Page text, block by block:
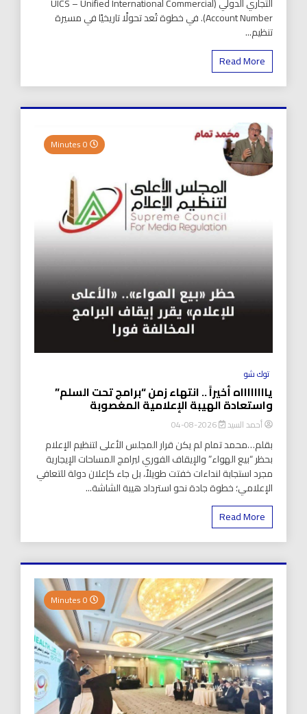
Account Number). في خطوة تُعد تحولًا تاريخيًا في مسيرة
تنظيم...
Read More
توك شو
يااااااااه أخيراً .. انتهاء زمن “برامج تحت السلم”
واستعادة الهيبة الإعلامية المغصوبة
أحمد السيد 2026-08-04
بقلم…محمد تمام لم يكن قرار المجلس الأعلى لتنظيم الإعلام
بحظر “بيع الهواء” والإيقاف الفوري لبرامج المساحات الإيجارية
مجرد استجابة لنداءات خفتت طويلاً، بل جاء كإعلان دولة للتعافي
الإعلامي؛ خطوة جادة نحو استرداد هيبة الشاشة...
Read More